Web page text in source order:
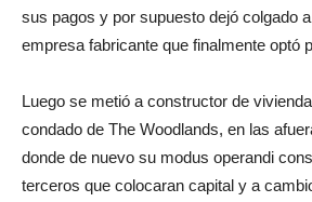
sus pagos y por supuesto dejó colgado
empresa fabricante que finalmente optó
Luego se metió a constructor de
condado de The Woodlands, en las
donde de nuevo su modus operandi
terceros que colocaran capital y a